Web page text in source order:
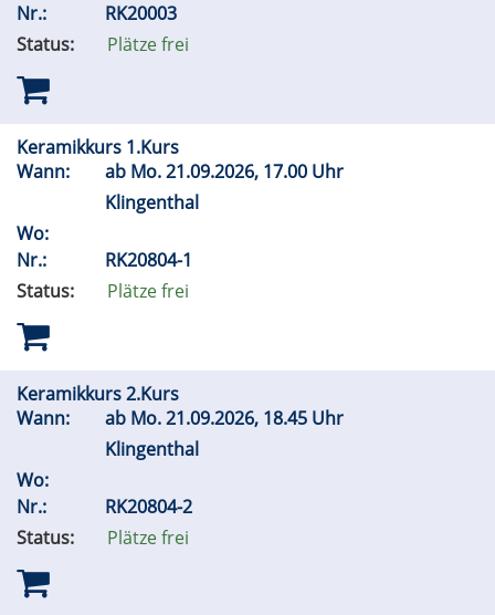
Nr.:
RK20003
Status:
Plätze frei
Keramikkurs 1.Kurs
Wann:
ab Mo.21.09.2026, 17.00 Uhr
Klingenthal
Wo:
Nr.:
RK20804-1
Status:
Plätze frei
Keramikkurs 2.Kurs
Wann:
ab Mo.21.09.2026, 18.45 Uhr
Klingenthal
Wo:
Nr.:
RK20804-2
Status:
Plätze frei